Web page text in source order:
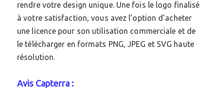
rendre votre design unique. Une fois le logo finalisé
à votre satisfaction, vous avez l’option d’acheter
une licence pour son utilisation commerciale et de
le télécharger en formats PNG, JPEG et SVG haute
résolution.
Avis Capterra :